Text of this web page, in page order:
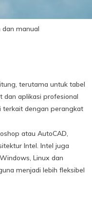
dan manual
terutama untuk tabel
dan aplikasi profesional
terkait dengan perangkat
atau AutoCAD,
Intel. Intel juga
Linux dan
menjadi lebih fleksibel